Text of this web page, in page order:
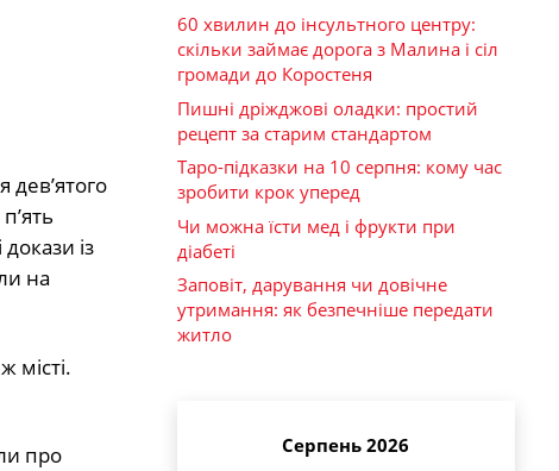
дев’ятого
із
на
місті.
про
60 хвилин до інсультного центру:
скільки займає дорога з Малина і сіл
громади до Коростеня
Пишні дріжджові оладки: простий
рецепт за старим стандартом
Таро-підказки на 10 серпня: кому час
зробити крок уперед
Чи можна їсти мед і фрукти при
діабеті
Заповіт, дарування чи довічне
утримання: як безпечніше передати
житло
Серпень 2026